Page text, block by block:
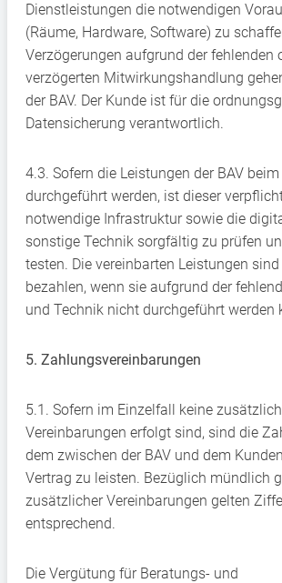
Dienstleistungen die notwendigen
(Räume, Hardware, Software) zu
Verzögerungen aufgrund der fehlenden
verzögerten Mitwirkungshandlung
der BAV. Der Kunde ist für die
Datensicherung verantwortlich.
4.3. Sofern die Leistungen der BAV
durchgeführt werden, ist dieser
notwendige Infrastruktur sowie die
sonstige Technik sorgfältig zu prüfen
testen. Die vereinbarten Leistungen
bezahlen, wenn sie aufgrund der
und Technik nicht durchgeführt werden
5. Zahlungsvereinbarungen
5.1. Sofern im Einzelfall keine
Vereinbarungen erfolgt sind, sind die
dem zwischen der BAV und dem
Vertrag zu leisten. Bezüglich mündlich
zusätzlicher Vereinbarungen gelten
entsprechend.
Die Vergütung für Beratungs- und